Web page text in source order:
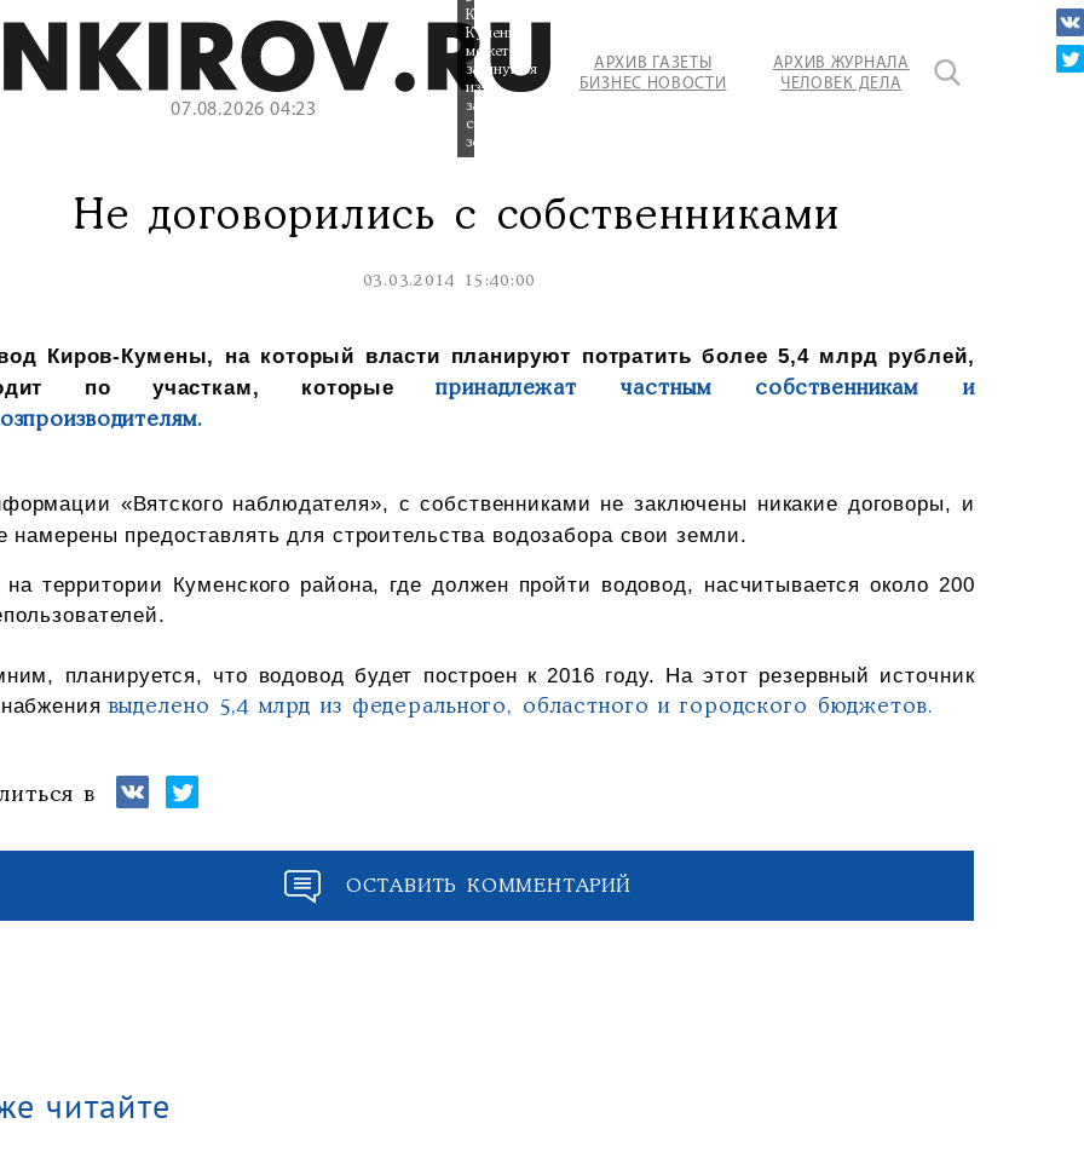
07.08.2026 04:23
АРХИВ ГАЗЕТЫ
БИЗНЕС НОВОСТИ
АРХИВ ЖУРНАЛА
ЧЕЛОВЕК ДЕЛА
Киров-
Кумены
может
затянуться
из-
за
собственников
земель
Не договорились с собственниками
03.03.2014 15:40:00
Киров-Кумены, на который власти планируют потратить более 5,4 млрд рублей,
по участкам, которыепринадлежат частным собственникам и
«Вятского наблюдателя», с собственниками не заключены никакие договоры, и
намерены предоставлять для строительства водозабора свои земли.
на территории Куменского района, где должен пройти водовод, насчитывается около 200
планируется, что водовод будет построен к 2016 году. На этот резервный источник
выделено 5,4 млрд из федерального, областного и городского бюджетов.
в
ОСТАВИТЬ КОММЕНТАРИЙ
читайте